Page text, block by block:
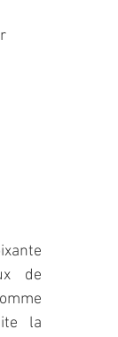
de
la